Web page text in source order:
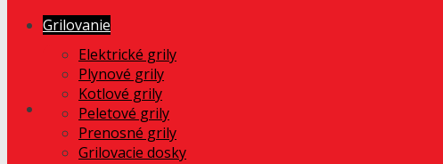
Grilovanie
Elektrické grily
Plynové grily
Kotlové grily
Peletové grily
Prenosné grily
Grilovacie dosky